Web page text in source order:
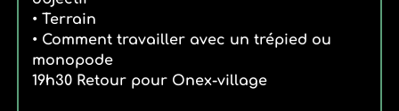
• Terrain
• Comment travailler avec un trépied ou
monopode
19h30 Retour pour Onex-village